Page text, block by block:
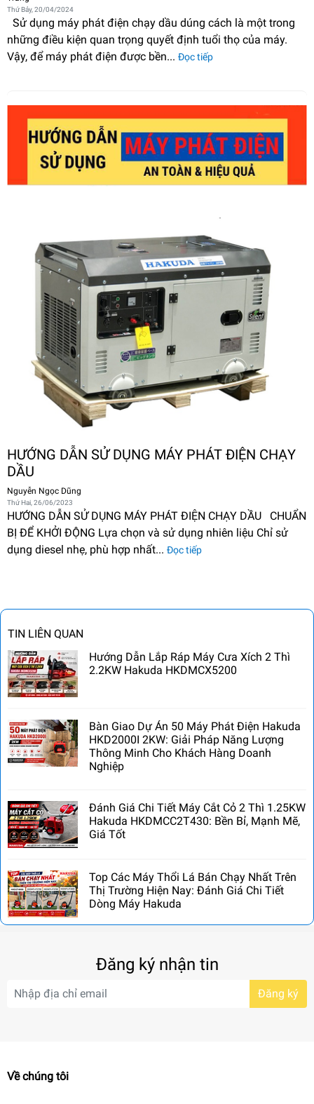
TIN LIÊN QUAN
Hướng Dẫn Lắp Ráp Máy Cưa Xích 2 Thì
2.2KW Hakuda HKDMCX5200
Bàn Giao Dự Án 50 Máy Phát Điện Hakuda
HKD2000I 2KW: Giải Pháp Năng Lượng
Thông Minh Cho Khách Hàng Doanh
Nghiệp
Đánh Giá Chi Tiết Máy Cắt Cỏ 2 Thì 1.25KW
Hakuda HKDMCC2T430: Bền Bỉ, Mạnh Mẽ,
Giá Tốt
Top Các Máy Thổi Lá Bán Chạy Nhất Trên
Thị Trường Hiện Nay: Đánh Giá Chi Tiết
Dòng Máy Hakuda
Thứ Bảy, 20/04/2024
Sử dụng máy phát điện chạy dầu dúng cách là một trong
những điều kiện quan trọng quyết định tuổi thọ của máy.
Vậy, để máy phát điện được bền... Đọc tiếp
HƯỚNG DẪN SỬ DỤNG MÁY PHÁT ĐIỆN CHẠY
DẦU
Nguyễn Ngọc Dũng
Thứ Hai, 26/06/2023
HƯỚNG DẪN SỬ DỤNG MÁY PHÁT ĐIỆN CHẠY DẦU CHUẨN
BỊ ĐỂ KHỞI ĐỘNG Lựa chọn và sử dụng nhiên liệu Chỉ sử
dụng diesel nhẹ, phù hợp nhất... Đọc tiếp
Đăng ký nhận tin
Đăng ký
Về chúng tôi